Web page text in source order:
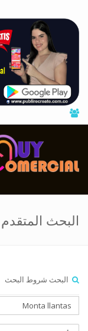
البحث المتقدم
البحث شروط البحث